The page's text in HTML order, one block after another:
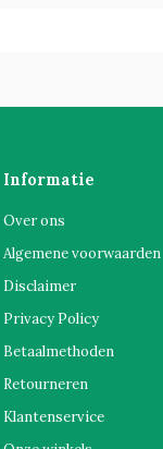
Informatie
Over ons
Algemene voorwaarden
Disclaimer
Privacy Policy
Betaalmethoden
Retourneren
Klantenservice